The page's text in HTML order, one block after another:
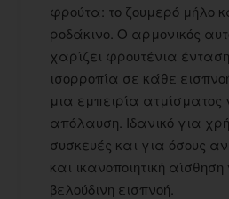
φρούτα: το ζουμερό μήλο
ροδάκινο. Ο αρμονικός
χαρίζει φρουτένια
ισορροπία σε κάθε
μια εμπειρία ατμίσματος
απόλαυση. Ιδανικό για
συσκευές και για όσους
και ικανοποιητική αίσθηση
βελούδινη εισπνοή.